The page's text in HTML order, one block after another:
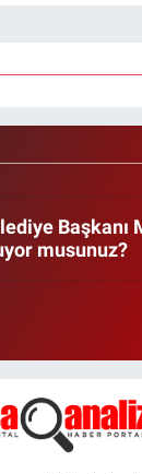
Başkanı
musunuz?